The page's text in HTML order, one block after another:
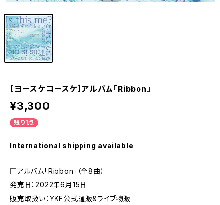
【ヨースケコースケ】アルバム「Ribbon」
¥3,300
残り1点
International shipping available
□アルバム「Ribbon」（全8曲）
発売日：2022年6月15日
販売取扱い：YKF公式通販&ライブ物販